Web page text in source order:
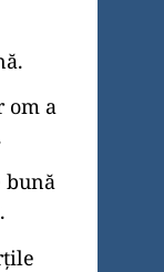
om a
bună